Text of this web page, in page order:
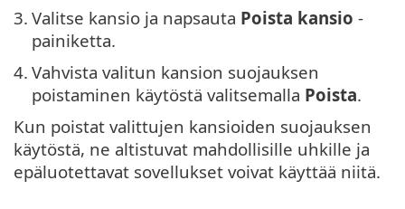
3. Valitse kansio ja napsauta Poista kansio -
painiketta.
4. Vahvista valitun kansion suojauksen
poistaminen käytöstä valitsemalla Poista.
Kun poistat valittujen kansioiden suojauksen
käytöstä, ne altistuvat mahdollisille uhkille ja
epäluotettavat sovellukset voivat käyttää niitä.